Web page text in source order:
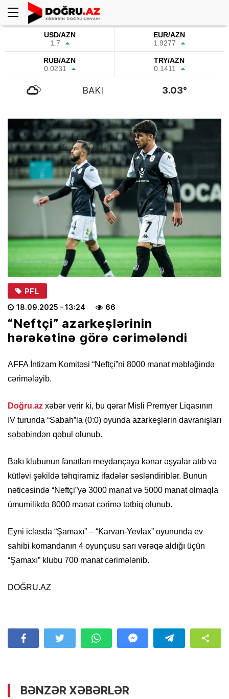
USD/AZN
1.7
EUR/AZN
1.9277
RUB/AZN
0.0231
TRY/AZN
0.1411
BAKI 3.03°
PFL
18.09.2025 - 13:24 66
“Neftçi” azarkeşlərinin
hərəkətinə görə cərimələndi
AFFA İntizam Komitəsi “Neftçi”ni 8000 manat məbləğində
cərimələyib.
Doğru.az xəbər verir ki, bu qərar Misli Premyer Liqasının
IV turunda “Sabah”la (0:0) oyunda azarkeşlərin davranışları
səbəbindən qəbul olunub.
Bakı klubunun fanatları meydançaya kənar əşyalar atıb və
kütləvi şəkildə təhqiramiz ifadələr səsləndiriblər. Bunun
nəticəsində “Neftçi”yə 3000 manat və 5000 manat olmaqla
ümumilikdə 8000 manat cərimə tətbiq olunub.
Eyni iclasda “Şamaxı” – “Karvan-Yevlax” oyununda ev
sahibi komandanın 4 oyunçusu sarı vərəqə aldığı üçün
“Şamaxı” klubu 700 manat cərimələnib.
DOĞRU.AZ
BƏNZƏR XƏBƏRLƏR